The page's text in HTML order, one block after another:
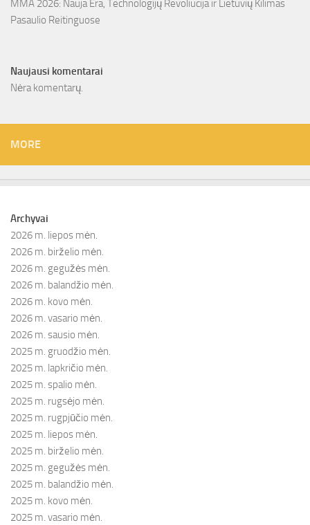
MMA 2026: Nauja Era, Technologijų Revoliucija ir Lietuvių Kilimas
Pasaulio Reitinguose
Naujausi komentarai
Nėra komentarų.
MORE
Archyvai
2026 m. liepos mėn.
2026 m. birželio mėn.
2026 m. gegužės mėn.
2026 m. balandžio mėn.
2026 m. kovo mėn.
2026 m. vasario mėn.
2026 m. sausio mėn.
2025 m. gruodžio mėn.
2025 m. lapkričio mėn.
2025 m. spalio mėn.
2025 m. rugsėjo mėn.
2025 m. rugpjūčio mėn.
2025 m. liepos mėn.
2025 m. birželio mėn.
2025 m. gegužės mėn.
2025 m. balandžio mėn.
2025 m. kovo mėn.
2025 m. vasario mėn.